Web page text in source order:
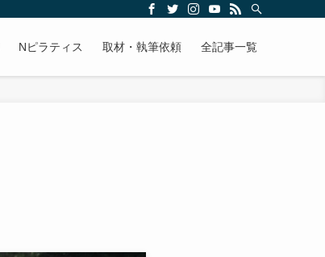
Nピラティス 取材・執筆依頼 全記事一覧